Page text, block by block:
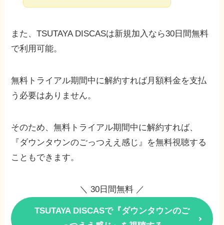
また、TSUTAYA DISCASは新規加入なら30日間無料
で利用可能。
無料トライアル期間中に解約すれば月額料金を支払
う必要はありません。
そのため、無料トライアル期間中に解約すれば、
『ダウンタウンのごっつええ感じ』を無料視聴する
こともできます。
＼ 30日間無料 ／
TSUTAYA DISCASで『ダウンタウンのご